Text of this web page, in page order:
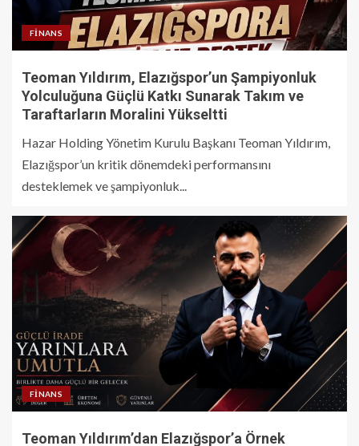
FINANS
Teoman Yıldırım, Elazığspor’un Şampiyonluk
Yolculuğuna Güçlü Katkı Sunarak Takım ve
Taraftarların Moralini Yükseltti
Hazar Holding Yönetim Kurulu Başkanı Teoman Yıldırım,
Elazığspor’un kritik dönemdeki performansını
desteklemek ve şampiyonluk...
FINANS
Teoman Yıldırım’dan Elazığspor’a Örnek